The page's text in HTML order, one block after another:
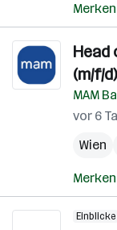
Merken
Head
(m/f/d)
MAM
vor 6
Wien
Merken
Einblicke